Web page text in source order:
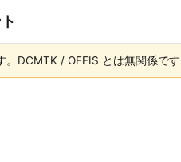
。DCMTK / OFFIS とは無関係で